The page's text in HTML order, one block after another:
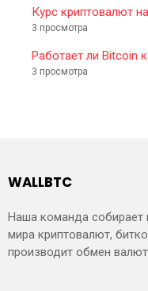
Курс криптовалют
3 просмотра
Работает ли Bitcoin
3 просмотра
WALLBTC
Наша команда собирает
мира криптовалют,
производит обмен